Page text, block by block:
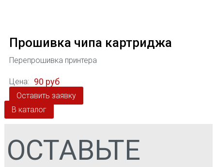
Прошивка чипа картриджа
Перепрошивка принтера
Цена: 90 руб
Оставить заявку
В каталог
ОСТАВЬТЕ